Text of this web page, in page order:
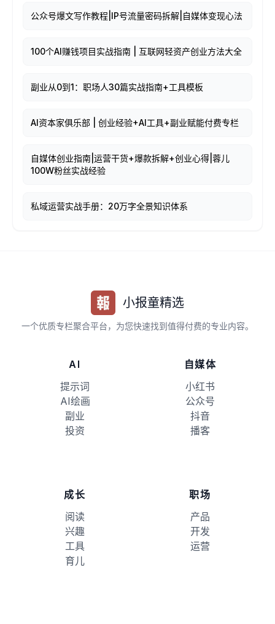
公众号爆文写作教程|IP号流量密码拆解|自媒体变现心法
100个AI赚钱项目实战指南 | 互联网轻资产创业方法大全
副业从0到1：职场人30篇实战指南+工具模板
AI资本家俱乐部 | 创业经验+AI工具+副业赋能付费专栏
自媒体创业指南|运营干货+爆款拆解+创业心得|蓉儿
100W粉丝实战经验
私域运营实战手册：20万字全景知识体系
小报童精选
一个优质专栏聚合平台，为您快速找到值得付费的专业内容。
AI
提示词
AI绘画
副业
投资
自媒体
小红书
公众号
抖音
播客
成长
阅读
兴趣
工具
育儿
职场
产品
开发
运营